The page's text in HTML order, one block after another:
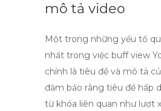
mô tả video
Một trong những yếu tố
nhất trong việc buff view
chính là tiêu đề và mô tả
đảm bảo rằng tiêu đề hấp
từ khóa liên quan như lượt